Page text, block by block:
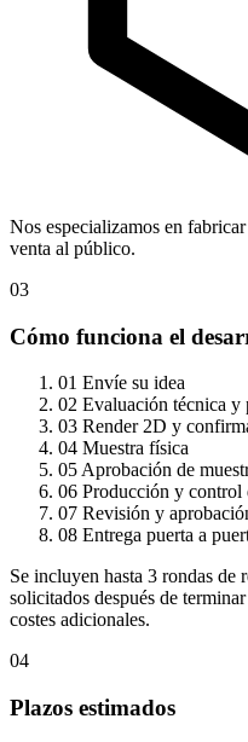
Nos especializamos en
venta al público.
03
Cómo funciona el
01 Envíe su idea
02 Evaluación técnica y
03 Render 2D y
04 Muestra física
05 Aprobación de
06 Producción y control
07 Revisión y
08 Entrega puerta a
Se incluyen hasta 3 rondas
solicitados después de
costes adicionales.
04
Plazos estimados